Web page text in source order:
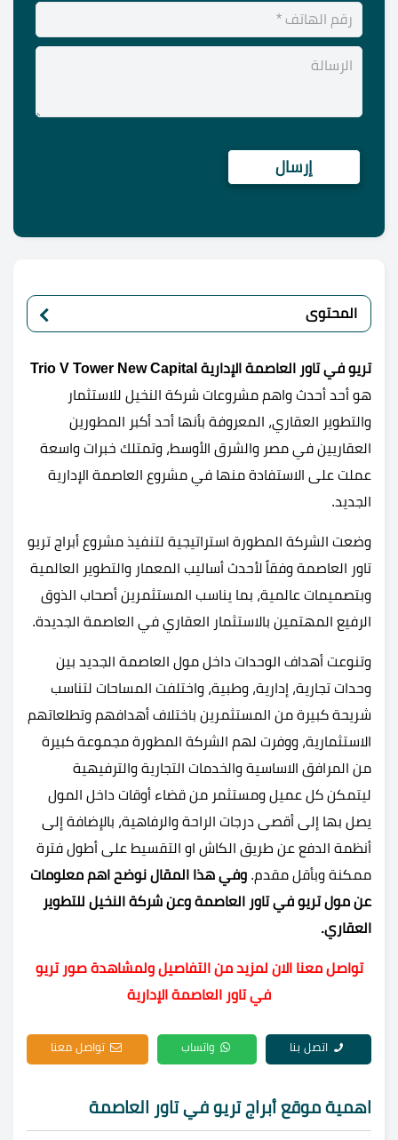
المحتوى
تريو في تاور العاصمة الإدارية Trio V Tower New Capital
هو أحد أحدث واهم مشروعات شركة النخيل للاستثمار
والتطوير العقاري، المعروفة بأنها أحد أكبر المطورين
العقاريين في مصر والشرق الأوسط، وتمتلك خبرات واسعة
عملت على الاستفادة منها في مشروع العاصمة الإدارية
الجديد.
وضعت الشركة المطورة استراتيجية لتنفيذ مشروع أبراج تريو
تاور العاصمة وفقاً لأحدث أساليب المعمار والتطوير العالمية
وبتصميمات عالمية، بما يناسب المستثمرين أصحاب الذوق
الرفيع المهتمين بالاستثمار العقاري في العاصمة الجديدة.
وتنوعت أهداف الوحدات داخل مول العاصمة الجديد بين
وحدات تجارية، إدارية، وطبية، واختلفت المساحات لتناسب
شريحة كبيرة من المستثمرين باختلاف أهدافهم وتطلعاتهم
الاستثمارية، ووفرت لهم الشركة المطورة مجموعة كبيرة
من المرافق الاساسية والخدمات التجارية والترفيهية
ليتمكن كل عميل ومستثمر من قضاء أوقات داخل المول
يصل بها إلى أقصى درجات الراحة والرفاهية، بالإضافة إلى
أنظمة الدفع عن طريق الكاش او التقسيط على أطول فترة
ممكنة وبأقل مقدم. وفي هذا المقال نوضح اهم معلومات
عن مول تريو في تاور العاصمة وعن شركة النخيل للتطوير
العقاري.
تواصل معنا الان لمزيد من التفاصيل ولمشاهدة صور تريو
في تاور العاصمة الإدارية
اتصل بنا واتساب تواصل معنا
اهمية موقع أبراج تريو في تاور العاصمة